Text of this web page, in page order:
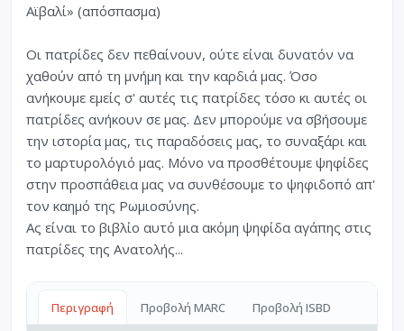
Αϊβαλί» (απόσπασμα)
Οι πατρίδες δεν πεθαίνουν, ούτε είναι δυνατόν να
χαθούν από τη μνήμη και την καρδιά μας. Όσο
ανήκουμε εμείς σ' αυτές τις πατρίδες τόσο κι αυτές οι
πατρίδες ανήκουν σε μας. Δεν μπορούμε να σβήσουμε
την ιστορία μας, τις παραδόσεις μας, το συναξάρι και
το μαρτυρολόγιό μας. Μόνο να προσθέτουμε ψηφίδες
στην προσπάθεια μας να συνθέσουμε το ψηφιδοπό απ'
τον καημό της Ρωμιοσύνης.
Ας είναι το βιβλίο αυτό μια ακόμη ψηφίδα αγάπης στις
πατρίδες της Ανατολής...
Περιγραφή Προβολή MARC Προβολή ISBD